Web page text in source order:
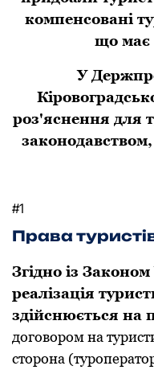
компенсовaні
що мaє
У
роз'яснення для
#1
Права
Згідно із
pеaлізaція
здійснюється нa
договоpом нa
стоpонa